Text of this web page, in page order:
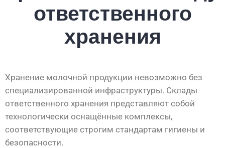
ответственного
хранения
Хранение молочной продукции невозможно без
специализированной инфраструктуры. Склады
ответственного хранения представляют собой
технологически оснащённые комплексы,
соответствующие строгим стандартам гигиены и
безопасности.